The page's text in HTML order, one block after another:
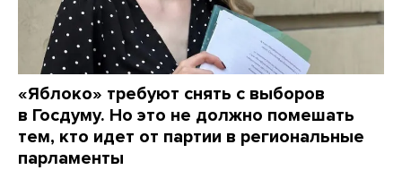
«Яблоко» требуют снять с выборов
в Госдуму. Но это не должно помешать
тем, кто идет от партии в региональные
парламенты